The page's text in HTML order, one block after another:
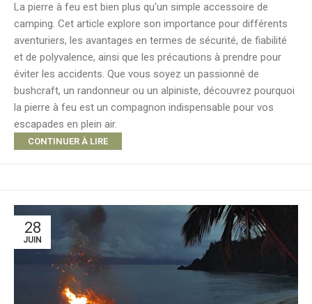
La pierre à feu est bien plus qu'un simple accessoire de
camping. Cet article explore son importance pour différents
aventuriers, les avantages en termes de sécurité, de fiabilité
et de polyvalence, ainsi que les précautions à prendre pour
éviter les accidents. Que vous soyez un passionné de
bushcraft, un randonneur ou un alpiniste, découvrez pourquoi
la pierre à feu est un compagnon indispensable pour vos
escapades en plein air.
CONTINUER À LIRE
28
JUIN